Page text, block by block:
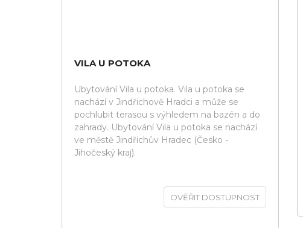
VILA U POTOKA
Ubytování Vila u potoka. Vila u potoka se
nachází v Jindřichově Hradci a může se
pochlubit terasou s výhledem na bazén a do
zahrady. Ubytování Vila u potoka se nachází
ve městě Jindřichův Hradec (Česko -
Jihočeský kraj).
OVĚŘIT DOSTUPNOST